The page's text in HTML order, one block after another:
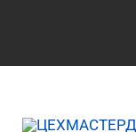
содержимому
Уплотнение